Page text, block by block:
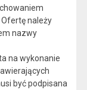
należy
nazwy
na wykonanie
być podpisana